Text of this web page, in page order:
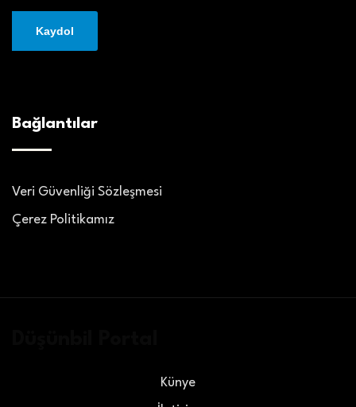
Bağlantılar
Veri Güvenliği Sözleşmesi
Çerez Politikamız
Künye